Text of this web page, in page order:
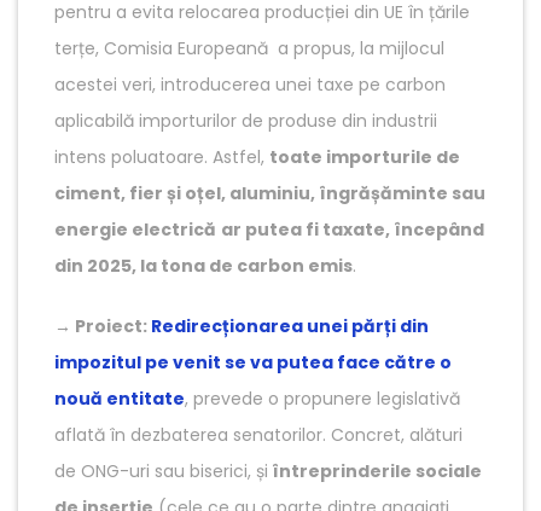
pentru a evita relocarea producției din UE în țările
terțe, Comisia Europeană a propus, la mijlocul
acestei veri, introducerea unei taxe pe carbon
aplicabilă importurilor de produse din industrii
intens poluatoare. Astfel, toate importurile de
ciment, fier și oțel, aluminiu, îngrășăminte sau
energie electrică ar putea fi taxate, începând
din 2025, la tona de carbon emis.
→ Proiect: Redirecționarea unei părți din
impozitul pe venit se va putea face către o
nouă entitate, prevede o propunere legislativă
aflată în dezbaterea senatorilor. Concret, alături
de ONG-uri sau biserici, și întreprinderile sociale